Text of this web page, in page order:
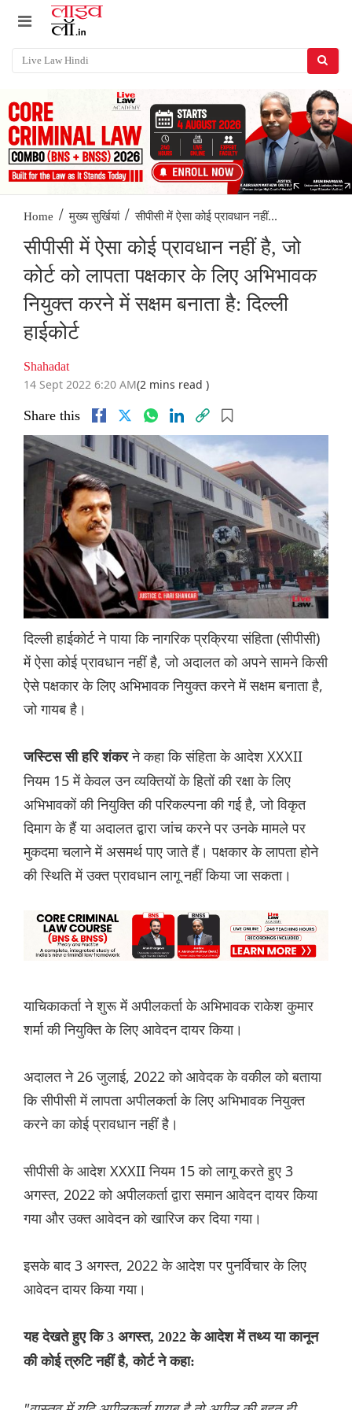
Home / मुख्य सुर्खियां / सीपीसी में ऐसा कोई प्रावधान नहीं...
सीपीसी में ऐसा कोई प्रावधान नहीं है, जो
कोर्ट को लापता पक्षकार के लिए अभिभावक
नियुक्त करने में सक्षम बनाता है: दिल्ली
हाईकोर्ट
Shahadat
14 Sept 2022 6:20 AM(2 mins read )
Share this
दिल्ली हाईकोर्ट ने पाया कि नागरिक प्रक्रिया संहिता (सीपीसी)
में ऐसा कोई प्रावधान नहीं है, जो अदालत को अपने सामने किसी
ऐसे पक्षकार के लिए अभिभावक नियुक्त करने में सक्षम बनाता है,
जो गायब है।
जस्टिस सी हरि शंकरने कहा कि संहिता के आदेश XXXII
नियम 15 में केवल उन व्यक्तियों के हितों की रक्षा के लिए
अभिभावकों की नियुक्ति की परिकल्पना की गई है, जो विकृत
दिमाग के हैं या अदालत द्वारा जांच करने पर उनके मामले पर
मुकदमा चलाने में असमर्थ पाए जाते हैं। पक्षकार के लापता होने
की स्थिति में उक्त प्रावधान लागू नहीं किया जा सकता।
याचिकाकर्ता ने शुरू में अपीलकर्ता के अभिभावक राकेश कुमार
शर्मा की नियुक्ति के लिए आवेदन दायर किया।
अदालत ने 26 जुलाई, 2022 को आवेदक के वकील को बताया
कि सीपीसी में लापता अपीलकर्ता के लिए अभिभावक नियुक्त
करने का कोई प्रावधान नहीं है।
सीपीसी के आदेश XXXII नियम 15 को लागू करते हुए 3
अगस्त, 2022 को अपीलकर्ता द्वारा समान आवेदन दायर किया
गया और उक्त आवेदन को खारिज कर दिया गया।
इसके बाद 3 अगस्त, 2022 के आदेश पर पुनर्विचार के लिए
आवेदन दायर किया गया।
यह देखते हुए कि 3 अगस्त, 2022 के आदेश में तथ्य या कानून
की कोई त्रुटि नहीं है, कोर्ट ने कहा: